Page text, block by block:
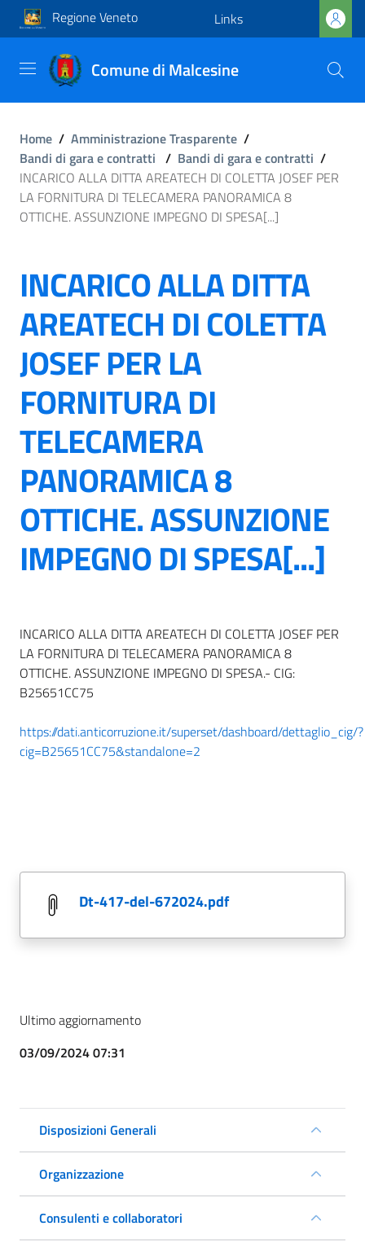
Regione Veneto Links
Comune di Malcesine
Home / Amministrazione Trasparente /
Bandi di gara e contratti / Bandi di gara e contratti /
INCARICO ALLA DITTA AREATECH DI COLETTA JOSEF PER
LA FORNITURA DI TELECAMERA PANORAMICA 8
OTTICHE. ASSUNZIONE IMPEGNO DI SPESA[...]
INCARICO ALLA DITTA
AREATECH DI COLETTA
JOSEF PER LA
FORNITURA DI
TELECAMERA
PANORAMICA 8
OTTICHE. ASSUNZIONE
IMPEGNO DI SPESA[...]
INCARICO ALLA DITTA AREATECH DI COLETTA JOSEF PER
LA FORNITURA DI TELECAMERA PANORAMICA 8
OTTICHE. ASSUNZIONE IMPEGNO DI SPESA.- CIG:
B25651CC75
https://dati.anticorruzione.it/superset/dashboard/dettaglio_cig/?
cig=B25651CC75&standalone=2
dt-417-del-672024.pdf
Ultimo aggiornamento
03/09/2024 07:31
Disposizioni Generali
Organizzazione
Consulenti e collaboratori